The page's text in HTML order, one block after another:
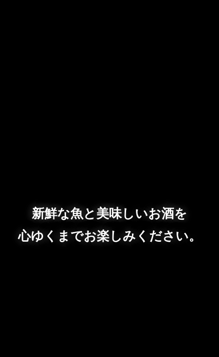
新鮮な魚と美味しいお酒を
心ゆくまでお楽しみください。